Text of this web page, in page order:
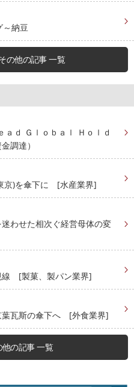
～納豆
の他の記事 一覧
ｄ Ｇｌｏｂａｌ Ｈｏｌｄ
調達）
京)を傘下に [水産業界]
わせた相次ぐ経営母体の変
線 [製菓、製パン業界]
葉瓦斯の傘下へ [外食業界]
他の記事 一覧